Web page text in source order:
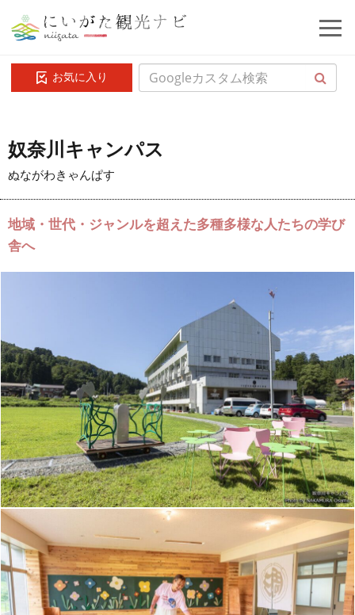
お気に入り
奴奈川キャンパス
ぬながわきゃんぱす
地域・世代・ジャンルを超えた多種多様な人たちの学び
舎へ